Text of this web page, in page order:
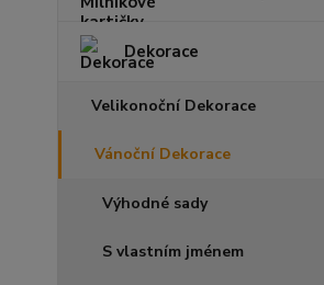
Dekorace
Velikonoční Dekorace
Vánoční Dekorace
Výhodné sady
S vlastním jménem